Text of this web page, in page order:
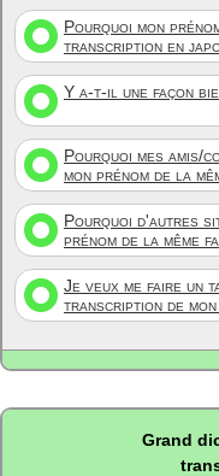
Pourquoi mon
transcription en
Y a-t-il une façon
Pourquoi mes amis/
mon prénom de la
Pourquoi d'autres
prénom de la même
Je veux me faire un
transcription de
Grand